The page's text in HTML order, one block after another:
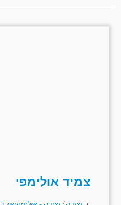
צמיד אולימפי